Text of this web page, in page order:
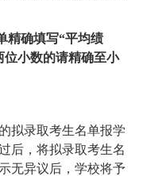
精确填写“平均绩
位小数的请精确至小
拟录取考生名单报学
后，将拟录取考生名
无异议后，学校将予